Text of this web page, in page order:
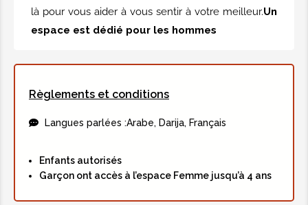
Hammam Royal femme
salle privatiséeHammam + Gommage
après-shampoing + Jacuzzi + Linge +
Hammam Prestige femme
Hammam + Gommage + Savonnage +
là pour vous aider à vous sentir à votre meilleur.Un
espace est dédié pour les hommes
Règlements et conditions
Langues parlées :Arabe, Darija, Français
Enfants autorisés
Garçon ont accès à l’espace Femme jusqu’à 4 ans